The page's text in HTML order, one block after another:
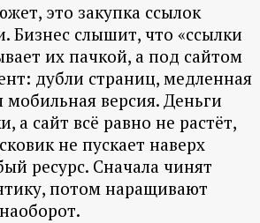
это закупка ссылок
Бизнес слышит, что «ссылки
их пачкой, а под сайтом
дубли страниц, медленная
мобильная версия. Деньги
а сайт всё равно не растёт,
не пускает наверх
ресурс. Сначала чинят
потом наращивают